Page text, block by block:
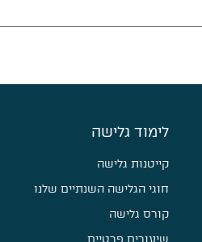
לימוד גלישה
קייטנות גלישה
חוגי הגלישה השנתיים שלנו
קורס גלישה
שיעורים פרטיים